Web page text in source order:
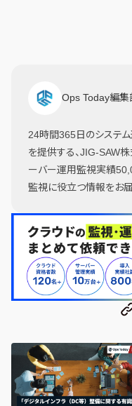
Ops Today編集
24時間365日のシステム
を提供する、JIG-SAW
ーバー運用監視実績
監視に役立つ情報をお届